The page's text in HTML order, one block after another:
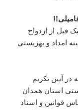
قبل از ازدواج
امداد و بهزیستی
آیین تکریم
استان همدان
قوانین و اسناد